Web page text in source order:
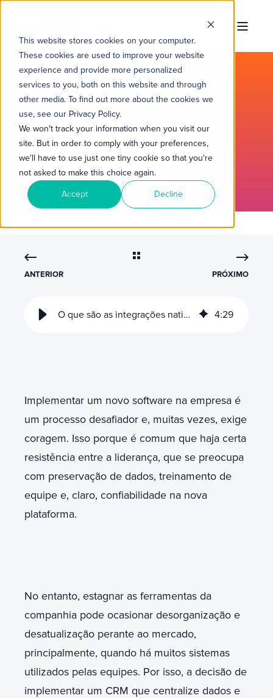
This website stores cookies on your computer.
These cookies are used to improve your website
experience and provide more personalized
services to you, both on this website and through
other media. To find out more about the cookies we
use, see our Privacy Policy.
We won't track your information when you visit our
site. But in order to comply with your preferences,
we'll have to use just one tiny cookie so that you're
not asked to make this choice again.
Accept Decline
O QUE SÃO AS INTEGRAÇÕES
NATIVAS HUBSPOT E QUAIS
SUAS VANTAGENS?
ANTERIOR PRÓXIMO
O que são as integrações nativas HubSpot e quais suas vantagens? 4:29
Implementar um novo software na empresa é
um processo desafiador e, muitas vezes, exige
coragem. Isso porque é comum que haja certa
resistência entre a liderança, que se preocupa
com preservação de dados, treinamento de
equipe e, claro, confiabilidade na nova
plataforma.
No entanto, estagnar as ferramentas da
companhia pode ocasionar desorganização e
desatualização perante ao mercado,
principalmente, quando há muitos sistemas
utilizados pelas equipes. Por isso, a decisão de
implementar um CRM que centralize dados e